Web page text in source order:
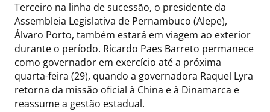
Terceiro na linha de sucessão, o presidente da
Assembleia Legislativa de Pernambuco (Alepe),
Álvaro Porto, também estará em viagem ao exterior
durante o período. Ricardo Paes Barreto permanece
como governador em exercício até a próxima
quarta-feira (29), quando a governadora Raquel Lyra
retorna da missão oficial à China e à Dinamarca e
reassume a gestão estadual.